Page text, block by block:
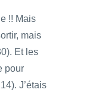
!! Mais
mais
Et les
pour
J’étais